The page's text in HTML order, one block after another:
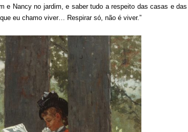
e Nancy no jardim, e saber tudo a respeito das casas e das
eu chamo viver… Respirar só, não é viver.”